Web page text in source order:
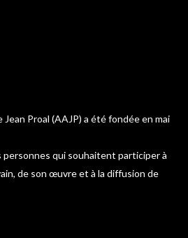
Jean Proal (AAJP) a été fondée en mai
personnes qui souhaitent participer à
de son œuvre et à la diffusion de